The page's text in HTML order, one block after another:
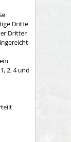
Dritte
Dritter
2, 4 und